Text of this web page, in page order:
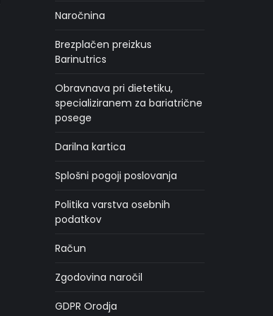
Naročnina
Brezplačen preizkus
Barinutrics
Obravnava pri dietetiku,
specializiranem za bariatrične
posege
Darilna kartica
Splošni pogoji poslovanja
Politika varstva osebnih
podatkov
Račun
Zgodovina naročil
GDPR Orodja